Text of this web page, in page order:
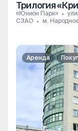
Трилогия
«Юнион Парк»
СЗАО
м.
Аренда